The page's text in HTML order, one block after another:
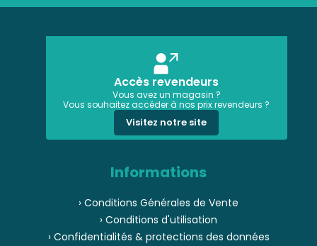
Accès revendeurs
Vous avez un magasin ?
Vous souhaitez accéder à nos prix revendeurs ?
Visitez notre site
Informations
› Conditions Générales de Vente
› Conditions d'utilisation
› Confidentialités & protections des données